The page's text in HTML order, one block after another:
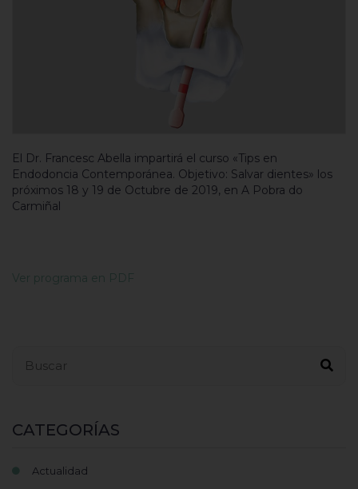
El Dr. Francesc Abella impartirá el curso «Tips en
Endodoncia Contemporánea. Objetivo: Salvar dientes» los
próximos 18 y 19 de Octubre de 2019, en A Pobra do
Carmiñal
Ver programa en PDF
CATEGORÍAS
Actualidad